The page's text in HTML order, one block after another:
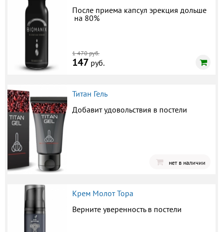
После приема капсул эрекция дольше
на 80%
1 470 руб.
147 руб.
Титан Гель
Добавит удовольствия в постели
нет в наличии
Крем Молот Тора
Верните уверенность в постели